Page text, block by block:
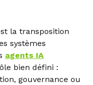
la transposition
systèmes
agents IA
bien défini :
gouvernance ou